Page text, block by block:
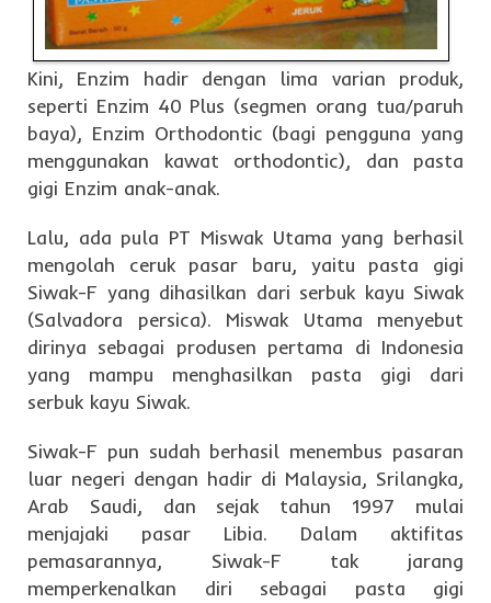
Kini, Enzim hadir dengan lima varian produk,
seperti Enzim 40 Plus (segmen orang tua/paruh
baya), Enzim Orthodontic (bagi pengguna yang
menggunakan kawat orthodontic), dan pasta
gigi Enzim anak-anak.
Lalu, ada pula PT Miswak Utama yang berhasil
mengolah ceruk pasar baru, yaitu pasta gigi
Siwak-F yang dihasilkan dari serbuk kayu Siwak
(Salvadora persica). Miswak Utama menyebut
dirinya sebagai produsen pertama di Indonesia
yang mampu menghasilkan pasta gigi dari
serbuk kayu Siwak.
Siwak-F pun sudah berhasil menembus pasaran
luar negeri dengan hadir di Malaysia, Srilangka,
Arab Saudi, dan sejak tahun 1997 mulai
menjajaki pasar Libia. Dalam aktifitas
pemasarannya, Siwak-F tak jarang
memperkenalkan diri sebagai pasta gigi